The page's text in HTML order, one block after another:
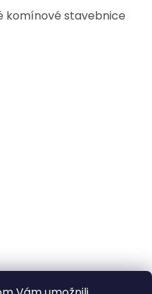
komínové stavebnice